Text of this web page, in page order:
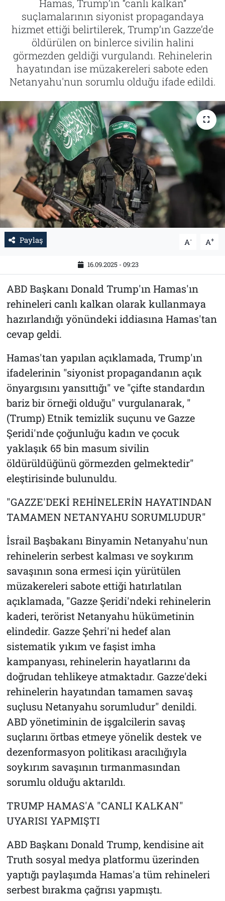
Hamas, Trump’ın “canlı kalkan”
suçlamalarının siyonist propagandaya
hizmet ettiği belirtilerek, Trump’ın Gazze’de
öldürülen on binlerce sivilin halini
görmezden geldiği vurgulandı. Rehinelerin
hayatından ise müzakereleri sabote eden
Netanyahu'nun sorumlu olduğu ifade edildi.
Paylaş A- A+
16.09.2025 - 09:23
ABD Başkanı Donald Trump'ın Hamas'ın
rehineleri canlı kalkan olarak kullanmaya
hazırlandığı yönündeki iddiasına Hamas'tan
cevap geldi.
Hamas'tan yapılan açıklamada, Trump'ın
ifadelerinin "siyonist propagandanın açık
önyargısını yansıttığı" ve "çifte standardın
bariz bir örneği olduğu" vurgulanarak, "
(Trump) Etnik temizlik suçunu ve Gazze
Şeridi'nde çoğunluğu kadın ve çocuk
yaklaşık 65 bin masum sivilin
öldürüldüğünü görmezden gelmektedir"
eleştirisinde bulunuldu.
"GAZZE'DEKİ REHİNELERİN HAYATINDAN
TAMAMEN NETANYAHU SORUMLUDUR"
İsrail Başbakanı Binyamin Netanyahu'nun
rehinelerin serbest kalması ve soykırım
savaşının sona ermesi için yürütülen
müzakereleri sabote ettiği hatırlatılan
açıklamada, "Gazze Şeridi'ndeki rehinelerin
kaderi, terörist Netanyahu hükümetinin
elindedir. Gazze Şehri'ni hedef alan
sistematik yıkım ve faşist imha
kampanyası, rehinelerin hayatlarını da
doğrudan tehlikeye atmaktadır. Gazze'deki
rehinelerin hayatından tamamen savaş
suçlusu Netanyahu sorumludur" denildi.
ABD yönetiminin de işgalcilerin savaş
suçlarını örtbas etmeye yönelik destek ve
dezenformasyon politikası aracılığıyla
soykırım savaşının tırmanmasından
sorumlu olduğu aktarıldı.
TRUMP HAMAS'A "CANLI KALKAN"
UYARISI YAPMIŞTI
ABD Başkanı Donald Trump, kendisine ait
Truth sosyal medya platformu üzerinden
yaptığı paylaşımda Hamas'a tüm rehineleri
serbest bırakma çağrısı yapmıştı.
Tarih
İletişim
Künye